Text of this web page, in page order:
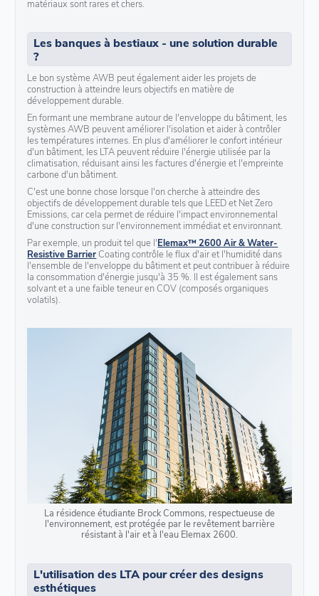
matériaux sont rares et chers.
Les banques à bestiaux - une solution durable
?
Le bon système AWB peut également aider les projets de
construction à atteindre leurs objectifs en matière de
développement durable.
En formant une membrane autour de l'enveloppe du bâtiment, les
systèmes AWB peuvent améliorer l'isolation et aider à contrôler
les températures internes. En plus d'améliorer le confort intérieur
d'un bâtiment, les LTA peuvent réduire l'énergie utilisée par la
climatisation, réduisant ainsi les factures d'énergie et l'empreinte
carbone d'un bâtiment.
C'est une bonne chose lorsque l'on cherche à atteindre des
objectifs de développement durable tels que LEED et Net Zero
Emissions, car cela permet de réduire l'impact environnemental
d'une construction sur l'environnement immédiat et environnant.
Par exemple, un produit tel que l'Elemax™ 2600 Air & Water-
Resistive Barrier Coating contrôle le flux d'air et l'humidité dans
l'ensemble de l'enveloppe du bâtiment et peut contribuer à réduire
la consommation d'énergie jusqu'à 35 %. Il est également sans
solvant et a une faible teneur en COV (composés organiques
volatils).
La résidence étudiante Brock Commons, respectueuse de
l'environnement, est protégée par le revêtement barrière
résistant à l'air et à l'eau Elemax 2600.
L'utilisation des LTA pour créer des designs
esthétiques